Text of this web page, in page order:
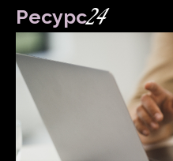
Ресурс24